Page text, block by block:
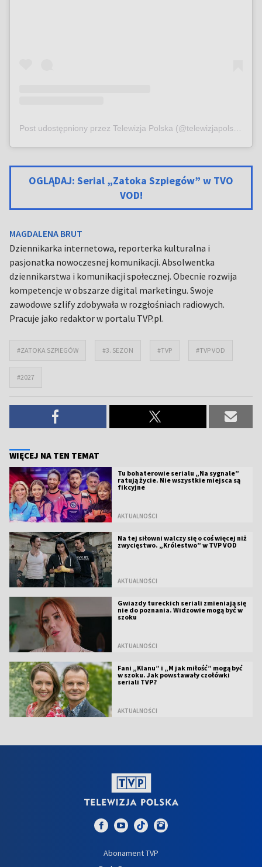
Post udostępniony przez Telewizja Polska (@telewizjapolska)
OGLĄDAJ: Serial „Zatoka Szpiegów” w TVO
VOD!
MAGDALENA BRUT
Dziennikarka internetowa, reporterka kulturalna i
pasjonatka nowoczesnej komunikacji. Absolwentka
dziennikarstwa i komunikacji społecznej. Obecnie rozwija
kompetencje w obszarze digital marketingu. Swoje
zawodowe szlify zdobywała w rozgłośniach radiowych.
Pracuje jako redaktor w portalu TVP.pl.
#ZATOKA SZPIEGÓW #3. SEZON #TVP #TVP VOD
#2027
WIĘCEJ NA TEN TEMAT
Tu bohaterowie serialu „Na sygnale”
ratują życie. Nie wszystkie miejsca są
fikcyjne
AKTUALNOŚCI
Na tej siłowni walczy się o coś więcej niż
zwycięstwo. „Królestwo” w TVP VOD
AKTUALNOŚCI
Gwiazdy tureckich seriali zmieniają się
nie do poznania. Widzowie mogą być w
szoku
AKTUALNOŚCI
Fani „Klanu” i „M jak miłość” mogą być
w szoku. Jak powstawały czołówki
seriali TVP?
AKTUALNOŚCI
Abonament TVP